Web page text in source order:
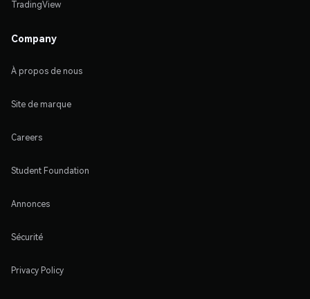
TradingView
Company
À propos de nous
Site de marque
Careers
Student Foundation
Annonces
Sécurité
Privacy Policy